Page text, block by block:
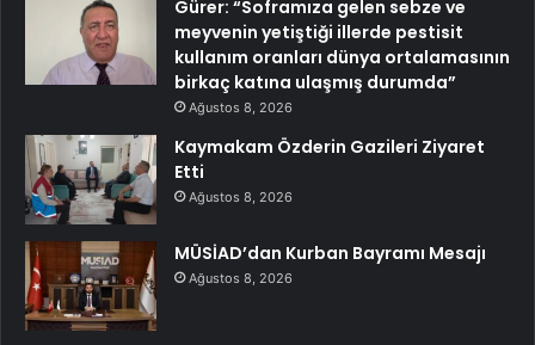
Gürer: “Soframıza gelen sebze ve
meyvenin yetiştiği illerde pestisit
kullanım oranları dünya ortalamasının
birkaç katına ulaşmış durumda”
Ağustos 8, 2026
Kaymakam Özderin Gazileri Ziyaret
Etti
Ağustos 8, 2026
MÜSİAD’dan Kurban Bayramı Mesajı
Ağustos 8, 2026